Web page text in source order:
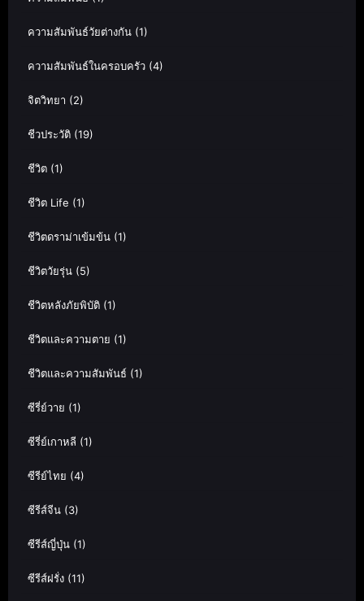
ความสัมพันธ์วัยต่างกัน (1)
ความสัมพันธ์ในครอบครัว (4)
จิตวิทยา (2)
ชีวประวัติ (19)
ชีวิต (1)
ชีวิต Life (1)
ชีวิตดราม่าเข้มข้น (1)
ชีวิตวัยรุ่น (5)
ชีวิตหลังภัยพิบัติ (1)
ชีวิตและความตาย (1)
ชีวิตและความสัมพันธ์ (1)
ซีรี่ย์วาย (1)
ซีรี่ย์เกาหลี (1)
ซีรีย์ไทย (4)
ซีรีส์จีน (3)
ซีรีส์ญี่ปุ่น (1)
ซีรีส์ฝรั่ง (11)